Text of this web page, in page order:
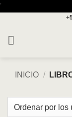
'
INICIO /